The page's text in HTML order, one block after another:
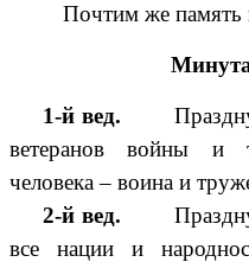
Почтим же память
1-й вед. Празднуя
ветеранов войны и
человека – воина и
2-й вед. Празднуя
все нации и